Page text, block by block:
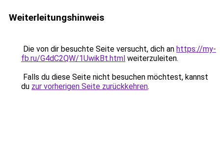
Weiterleitungshinweis
Die von dir besuchte Seite versucht, dich an https://my-
fb.ru/G4dC2QW/1UwikBt.html weiterzuleiten.
Falls du diese Seite nicht besuchen möchtest, kannst
du zur vorherigen Seite zurückkehren.